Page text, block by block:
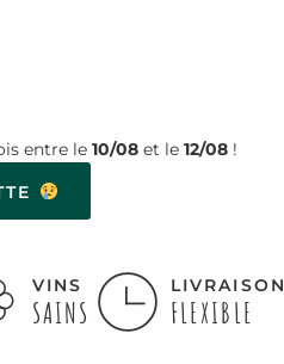
entre le 10/08 et le 12/08 !
VINS
SAINS
LIVRAISON
FLEXIBLE